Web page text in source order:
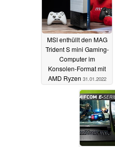
MSI enthüllt den MAG
Trident S mini Gaming-
Computer im
Konsolen-Format mit
AMD Ryzen 31.01.2022